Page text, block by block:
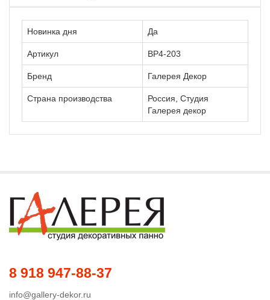
Новинка дня Да
Артикул ВР4-203
Бренд Галерея Декор
Страна производства
Россия, Студия
Галерея декор
8 918 947-88-37
info@gallery-dekor.ru